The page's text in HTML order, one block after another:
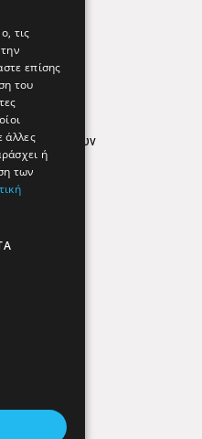
Φαρμακεία
δεδομένων
τις
επίσης
του
άλλες
ή
των